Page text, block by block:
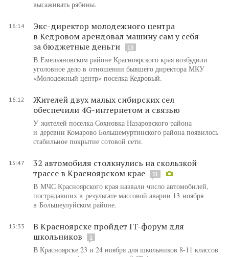
высаживать рябины.
16:14
Экс-директор молодежного центра
в Кедровом арендовал машину сам у себя
за бюджетные деньги
13
В Емельяновском районе Красноярского края возбудили
уголовное дело в отношении бывшего директора МКУ
«Молодежный центр» поселка Кедровый.
16:12
Жителей двух малых сибирских сел
обеспечили 4G-интернетом и связью
У жителей поселка Сохновка Назаровского района
и деревни Комарово Большемуртинского района появилось
стабильное покрытие сотовой сети.
15:47
32 автомобиля столкнулись на скользкой
трассе в Красноярском крае
11
В МЧС Красноярского края назвали число автомобилей,
пострадавших в результате массовой аварии 13 ноября
в Большеулуйском районе.
15:33
В Красноярске пройдет IT-форум для
школьников
1
В Красноярске 23 и 24 ноября для школьников 8-11 классов